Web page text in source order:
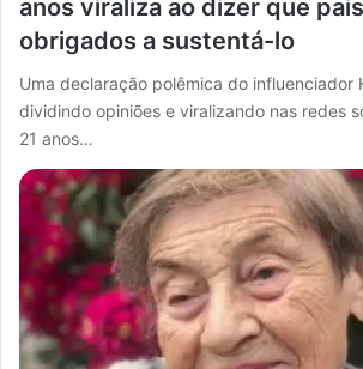
anos viraliza ao dizer que
obrigados a sustentá-lo
Uma declaração polêmica do influenciador
dividindo opiniões e viralizando nas redes
21 anos…